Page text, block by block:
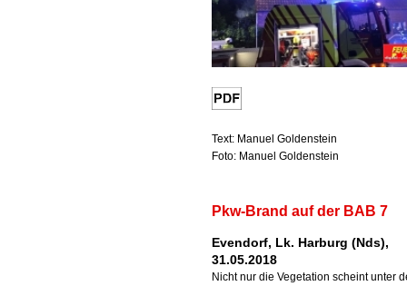
Text: Manuel Goldenstein
Foto: Manuel Goldenstein
Pkw-Brand auf der BAB 7
Evendorf, Lk. Harburg (Nds),
31.05.2018
Nicht nur die Vegetation scheint unter